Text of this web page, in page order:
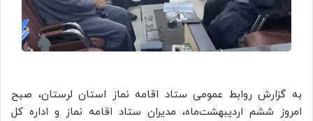
به گزارش روابط عمومی ستاد اقامه نماز استان لرستان، صبح
امروز ششم اردیبهشت‌ماه، مدیران ستاد اقامه نماز و اداره کل